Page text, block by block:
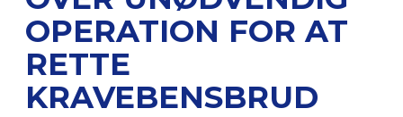
OPERATION FOR AT
RETTE
KRAVEBENSBRUD